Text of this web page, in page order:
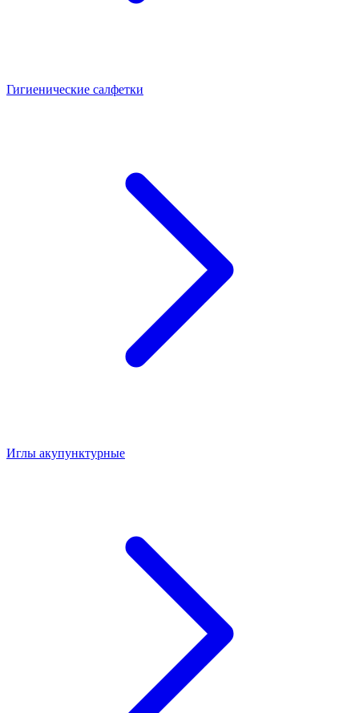
Гигиенические салфетки
Иглы акупунктурные